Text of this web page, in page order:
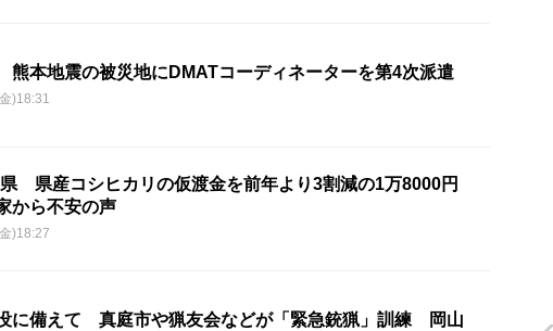
本地震の被災地にDMATコーディネーターを第4次派遣
)18:31
県産コシヒカリの仮渡金を前年より3割減の1万8000円
から不安の声
)18:27
に備えて 真庭市や猟友会などが「緊急銃猟」訓練 岡山